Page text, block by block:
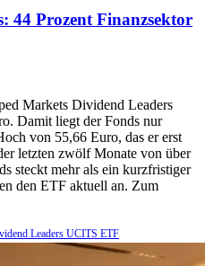
44 Prozent Finanzsektor
Markets Dividend Leaders
Damit liegt der Fonds nur
von 55,66 Euro, das er erst
letzten zwölf Monate von über
steckt mehr als ein kurzfristiger
den ETF aktuell an. Zum
Leaders UCITS ETF